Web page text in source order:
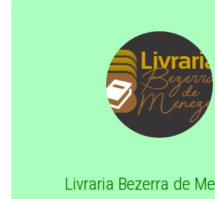
Livraria Bezerra de